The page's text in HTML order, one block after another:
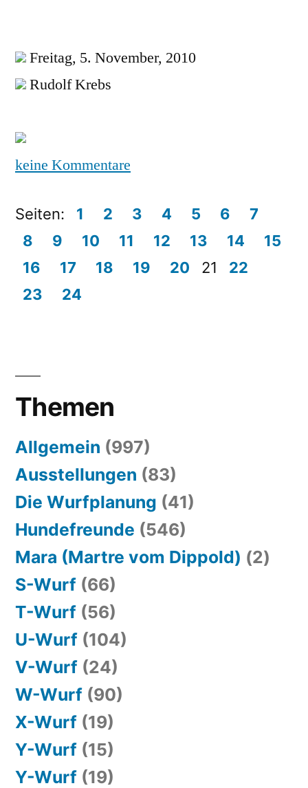
Freitag, 5. November, 2010
Rudolf Krebs
keine Kommentare
Seiten: 1 2 3 4 5 6
7
8
9 10 11 12 13 14
15
16
17 18 19 20 21
22
23
24
Themen
Allgemein (997)
Ausstellungen (83)
Die Wurfplanung (41)
Hundefreunde (546)
Mara (Martre vom Dippold) (2)
S-Wurf (66)
T-Wurf (56)
U-Wurf (104)
V-Wurf (24)
W-Wurf (90)
X-Wurf (19)
Y-Wurf (15)
Y-Wurf (19)